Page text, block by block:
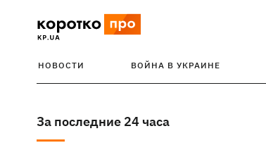
НОВОСТИ ВОЙНА В УКРАИНЕ
За последние 24 часа